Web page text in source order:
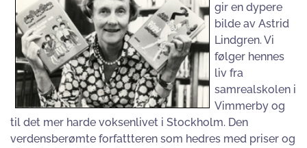
gir en dypere
bilde av Astrid
Lindgren. Vi
følger hennes
liv fra
samrealskolen i
Vimmerby og
til det mer harde voksenlivet i Stockholm. Den
verdensberømte forfattteren som hedres med priser og